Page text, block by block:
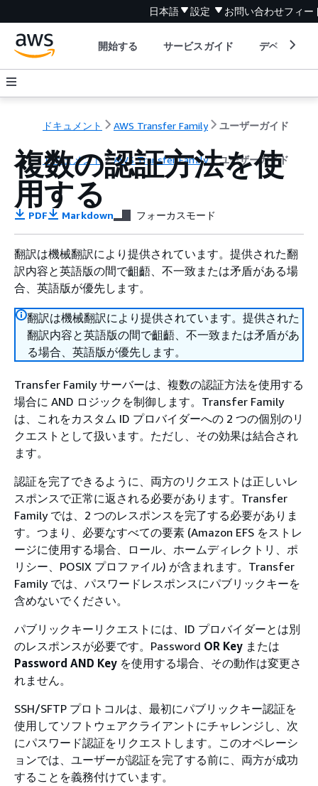
日本語 設定 お問い合わせフィー
開始する サービスガイド デベロッパ
ドキュメント AWS Transfer Family ユーザーガイド
ドキュメント AWS Transfer Family ユーザーガイド
複数の認証方法を使
用する
PDF Markdown フォーカスモード
翻訳は機械翻訳により提供されています。提供された翻
訳内容と英語版の間で齟齬、不一致または矛盾がある場
合、英語版が優先します。
翻訳は機械翻訳により提供されています。提供された
翻訳内容と英語版の間で齟齬、不一致または矛盾があ
る場合、英語版が優先します。
Transfer Family サーバーは、複数の認証方法を使用する
場合に AND ロジックを制御します。Transfer Family
は、これをカスタム ID プロバイダーへの 2 つの個別のリ
クエストとして扱います。ただし、その効果は結合され
ます。
認証を完了できるように、両方のリクエストは正しいレ
スポンスで正常に返される必要があります。Transfer
Family では、2 つのレスポンスを完了する必要がありま
す。つまり、必要なすべての要素 (Amazon EFS をストレ
ージに使用する場合、ロール、ホームディレクトリ、ポ
リシー、POSIX プロファイル) が含まれます。Transfer
Family では、パスワードレスポンスにパブリックキーを
含めないでください。
パブリックキーリクエストには、ID プロバイダーとは別
のレスポンスが必要です。Password OR Key または
Password AND Key を使用する場合、その動作は変更さ
れません。
SSH/SFTP プロトコルは、最初にパブリックキー認証を
使用してソフトウェアクライアントにチャレンジし、次
にパスワード認証をリクエストします。このオペレーシ
ョンでは、ユーザーが認証を完了する前に、両方が成功
することを義務付けています。